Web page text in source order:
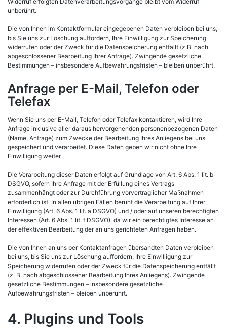
unberührt.
Die von Ihnen im Kontaktformular eingegebenen Daten verbleiben bei uns,
bis Sie uns zur Löschung auffordern, Ihre Einwilligung zur Speicherung
widerrufen oder der Zweck für die Datenspeicherung entfällt (z.B. nach
abgeschlossener Bearbeitung Ihrer Anfrage). Zwingende gesetzliche
Bestimmungen – insbesondere Aufbewahrungsfristen – bleiben unberührt.
Anfrage per E-Mail, Telefon oder
Telefax
Wenn Sie uns per E-Mail, Telefon oder Telefax kontaktieren, wird Ihre
Anfrage inklusive aller daraus hervorgehenden personenbezogenen Daten
(Name, Anfrage) zum Zwecke der Bearbeitung Ihres Anliegens bei uns
gespeichert und verarbeitet. Diese Daten geben wir nicht ohne Ihre
Einwilligung weiter.
Die Verarbeitung dieser Daten erfolgt auf Grundlage von Art. 6 Abs. 1 lit. b
DSGVO, sofern Ihre Anfrage mit der Erfüllung eines Vertrags
zusammenhängt oder zur Durchführung vorvertraglicher Maßnahmen
erforderlich ist. In allen übrigen Fällen beruht die Verarbeitung auf Ihrer
Einwilligung (Art. 6 Abs. 1 lit. a DSGVO) und / oder auf unseren berechtigten
Interessen (Art. 6 Abs. 1 lit. f DSGVO), da wir ein berechtigtes Interesse an
der effektiven Bearbeitung der an uns gerichteten Anfragen haben.
Die von Ihnen an uns per Kontaktanfragen übersandten Daten verbleiben
bei uns, bis Sie uns zur Löschung auffordern, Ihre Einwilligung zur
Speicherung widerrufen oder der Zweck für die Datenspeicherung entfällt
(z. B. nach abgeschlossener Bearbeitung Ihres Anliegens). Zwingende
gesetzliche Bestimmungen – insbesondere gesetzliche
Aufbewahrungsfristen – bleiben unberührt.
4. Plugins und Tools